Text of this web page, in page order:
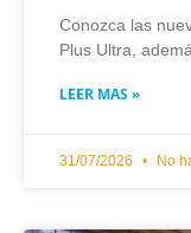
Conozca las
Plus Ultra,
LEER MAS »
31/07/2026 No